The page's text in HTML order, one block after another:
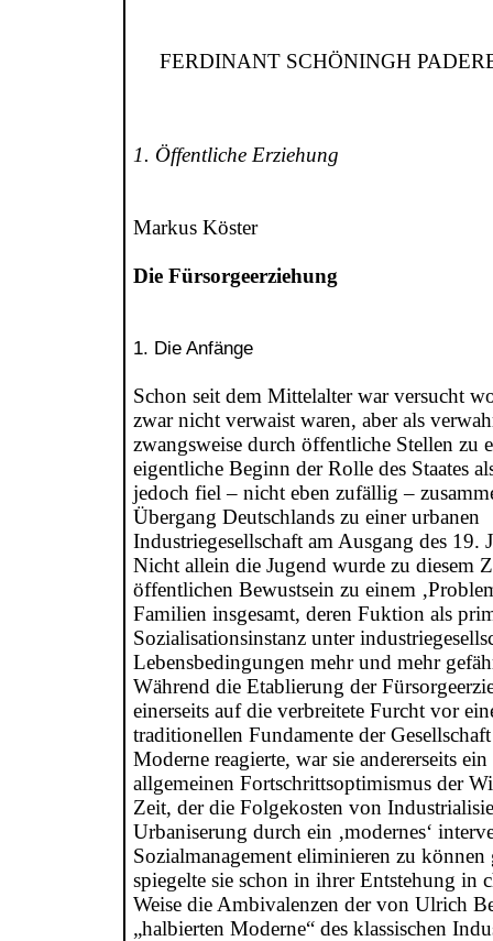
FERDINANT SCHÖNINGH
1. Öffentliche Erziehung
Markus Köster
Die Fürsorgeerziehung
1. Die Anfänge
Schon seit dem Mittelalter war versucht
zwar nicht verwaist waren, aber als
zwangsweise durch öffentliche Stellen zu
eigentliche Beginn der Rolle des Staates
jedoch fiel – nicht eben zufällig –
Übergang Deutschlands zu einer urbanen
Industriegesellschaft am Ausgang des 19.
Nicht allein die Jugend wurde zu diesem
öffentlichen Bewustsein zu einem
Familien insgesamt, deren Fuktion als
Sozialisationsinstanz unter
Lebensbedingungen mehr und mehr
Während die Etablierung der
einerseits auf die verbreitete Furcht vor
traditionellen Fundamente der
Moderne reagierte, war sie andererseits
allgemeinen Fortschrittsoptimismus der
Zeit, der die Folgekosten von
Urbaniserung durch ein ‚modernes‘
Sozialmanagement eliminieren zu
spiegelte sie schon in ihrer Entstehung in
Weise die Ambivalenzen der von Ulrich
„halbierten Moderne“ des klassischen